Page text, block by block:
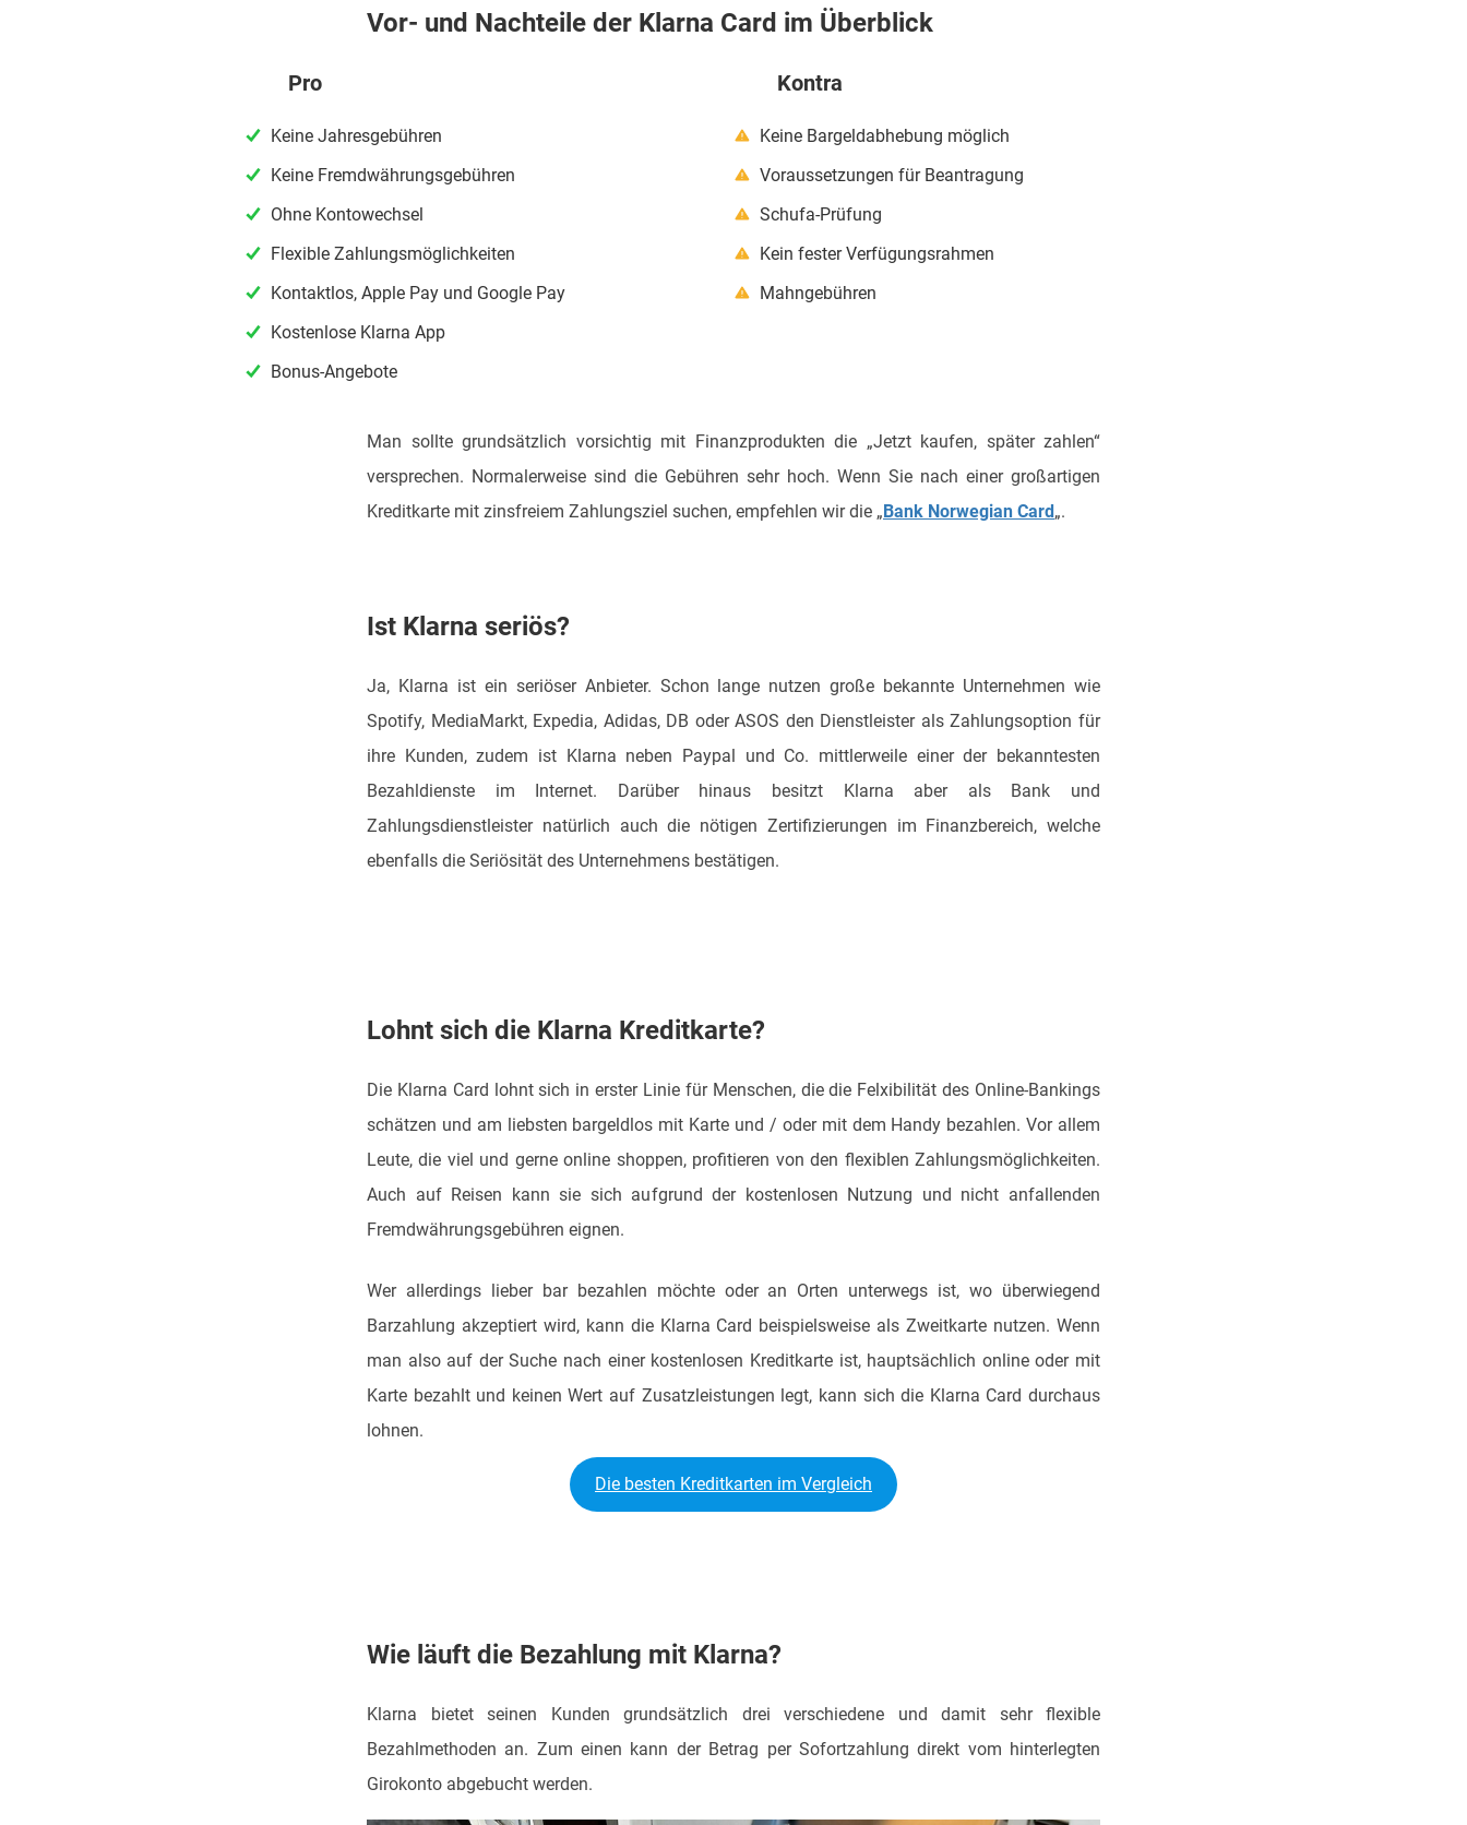
Vor- und Nachteile der Klarna Card im Überblick
Pro
Keine Jahresgebühren
Keine Fremdwährungsgebühren
Ohne Kontowechsel
Flexible Zahlungsmöglichkeiten
Kontaktlos, Apple Pay und Google Pay
Kostenlose Klarna App
Bonus-Angebote
Kontra
Keine Bargeldabhebung möglich
Voraussetzungen für Beantragung
Schufa-Prüfung
Kein fester Verfügungsrahmen
Mahngebühren
Man sollte grundsätzlich vorsichtig mit Finanzprodukten die „Jetzt kaufen, später zahlen“
versprechen. Normalerweise sind die Gebühren sehr hoch. Wenn Sie nach einer großartigen
Kreditkarte mit zinsfreiem Zahlungsziel suchen, empfehlen wir die „ Bank Norwegian Card „.
Ist Klarna seriös?
Ja, Klarna ist ein seriöser Anbieter. Schon lange nutzen große bekannte Unternehmen wie
Spotify, MediaMarkt, Expedia, Adidas, DB oder ASOS den Dienstleister als Zahlungsoption für
ihre Kunden, zudem ist Klarna neben Paypal und Co. mittlerweile einer der bekanntesten
Bezahldienste im Internet. Darüber hinaus besitzt Klarna aber als Bank und
Zahlungsdienstleister natürlich auch die nötigen Zertifizierungen im Finanzbereich, welche
ebenfalls die Seriösität des Unternehmens bestätigen.
Lohnt sich die Klarna Kreditkarte?
Die Klarna Card lohnt sich in erster Linie für Menschen, die die Felxibilität des Online-Bankings
schätzen und am liebsten bargeldlos mit Karte und / oder mit dem Handy bezahlen. Vor allem
Leute, die viel und gerne online shoppen, profitieren von den flexiblen Zahlungsmöglichkeiten.
Auch auf Reisen kann sie sich aufgrund der kostenlosen Nutzung und nicht anfallenden
Fremdwährungsgebühren eignen.
Wer allerdings lieber bar bezahlen möchte oder an Orten unterwegs ist, wo überwiegend
Barzahlung akzeptiert wird, kann die Klarna Card beispielsweise als Zweitkarte nutzen. Wenn
man also auf der Suche nach einer kostenlosen Kreditkarte ist, hauptsächlich online oder mit
Karte bezahlt und keinen Wert auf Zusatzleistungen legt, kann sich die Klarna Card durchaus
lohnen.
Die besten Kreditkarten im Vergleich
Wie läuft die Bezahlung mit Klarna?
Klarna bietet seinen Kunden grundsätzlich drei verschiedene und damit sehr flexible
Bezahlmethoden an. Zum einen kann der Betrag per Sofortzahlung direkt vom hinterlegten
Girokonto abgebucht werden.